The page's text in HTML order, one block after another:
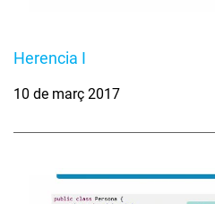
Herencia I
10 de març 2017